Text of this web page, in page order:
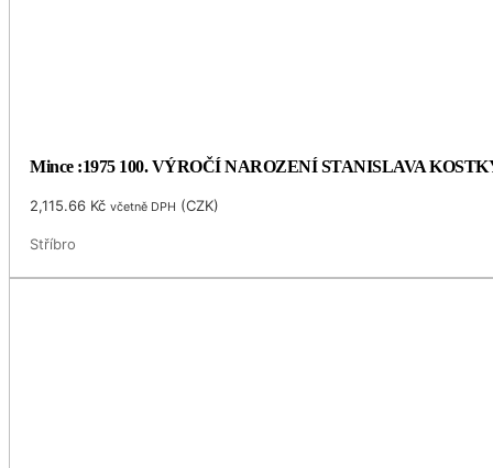
Mince :1975 100. VÝROČÍ NAROZENÍ STANISLAVA
2,115.66 Kč včetně DPH (CZK)
Stříbro